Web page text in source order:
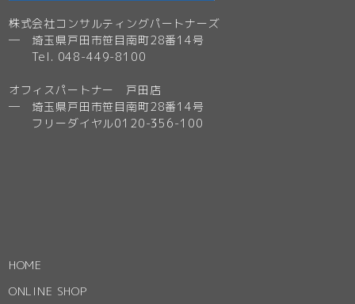
株式会社コンサルティングパートナーズ
─ 埼玉県戸田市笹目南町28番14号
Tel. 048-449-8100
オフィスパートナー 戸田店
─ 埼玉県戸田市笹目南町28番14号
フリーダイヤル0120-356-100
HOME
ONLINE SHOP